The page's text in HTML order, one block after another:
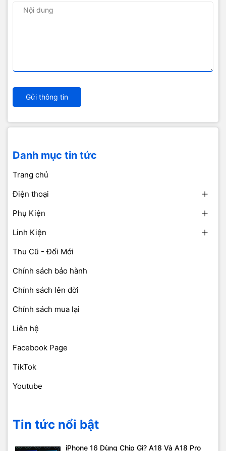
Gửi thông tin
Danh mục tin tức
Trang chủ
Điện thoại
Phụ Kiện
Linh Kiện
Thu Cũ - Đổi Mới
Chính sách bảo hành
Chính sách lên đời
Chính sách mua lại
Liên hệ
Facebook Page
TikTok
Youtube
Tin tức nổi bật
iPhone 16 Dùng Chip Gì? A18 Và A18 Pro